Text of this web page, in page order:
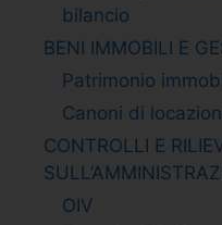
bilancio
BENI IMMOBILI E
Patrimonio
Canoni di
CONTROLLI E
OIV